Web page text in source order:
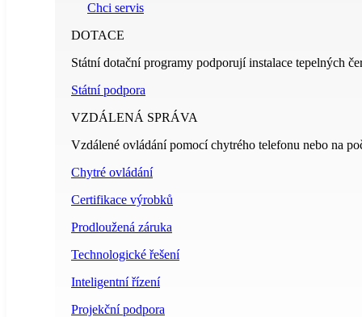
Chci servis
DOTACE
Státní dotační programy podporují instalace tepelných
Státní podpora
VZDÁLENÁ SPRÁVA
Vzdálené ovládání pomocí chytrého telefonu nebo na
Chytré ovládání
Certifikace výrobků
Prodloužená záruka
Technologické řešení
Inteligentní řízení
Projekční podpora